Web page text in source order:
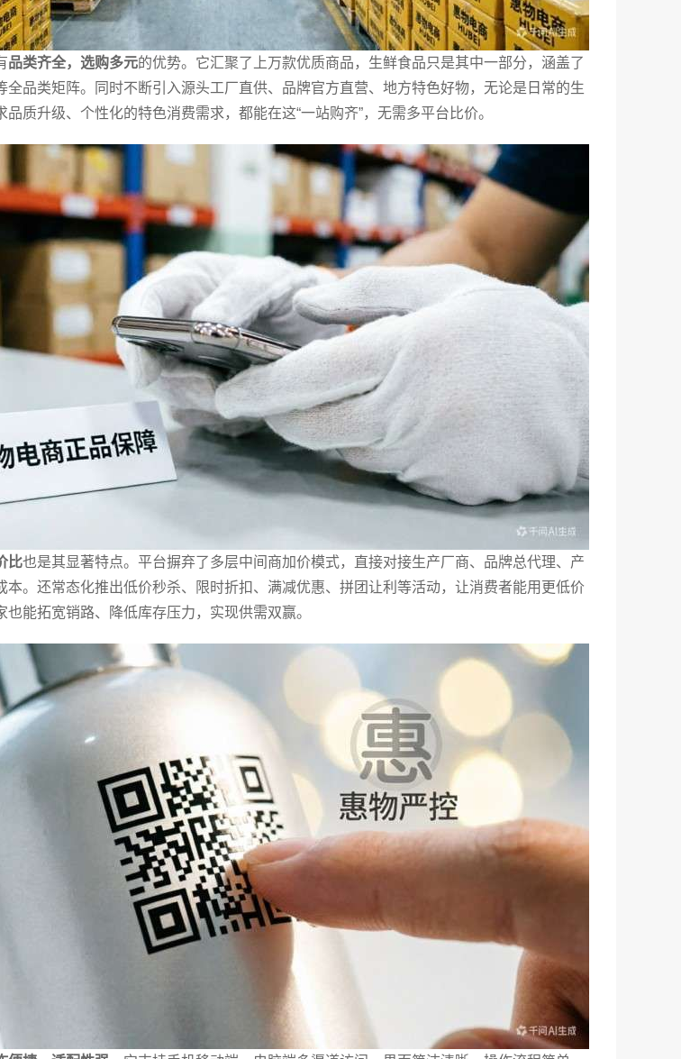
品类齐全，选购多元的优势。它汇聚了上万款优质商品，生鲜食品只是其中一部分，涵盖了
全品类矩阵。同时不断引入源头工厂直供、品牌官方直营、地方特色好物，无论是日常的生
质升级、个性化的特色消费需求，都能在这“一站购齐”，无需多平台比价。
比也是其显著特点。平台摒弃了多层中间商加价模式，直接对接生产厂商、品牌总代理、产
本。还常态化推出低价秒杀、限时折扣、满减优惠、拼团让利等活动，让消费者能用更低价
能拓宽销路、降低库存压力，实现供需双赢。